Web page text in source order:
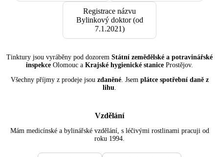
Registrace názvu
Bylinkový doktor (od
7.1.2021)
Tinktury jsou vyráběny pod dozorem Státní zemědělské a potravinářské
inspekce Olomouc a Krajské hygienické stanice Prostějov.
Všechny příjmy z prodeje jsou zdaněné. Jsem plátce spotřební daně z
lihu
Vzdělání
Mám medicínské a bylinářské vzdělání, s léčivými rostlinami pracuji od
roku 1994.